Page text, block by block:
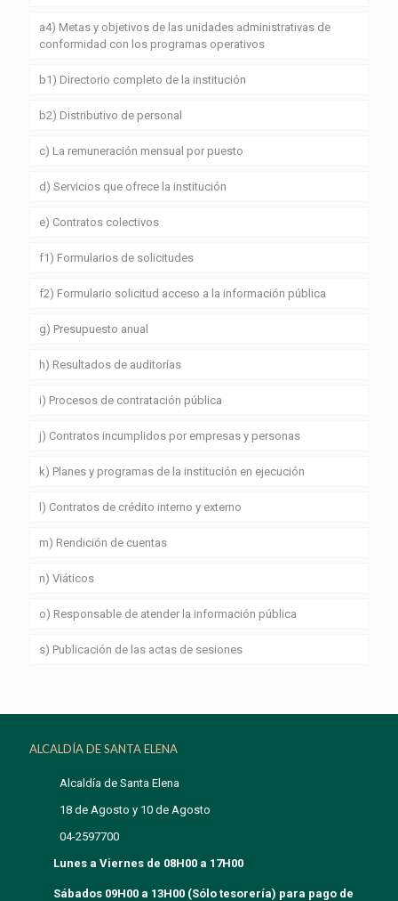
a4) Metas y objetivos de las unidades administrativas de
conformidad con los programas operativos
b1) Directorio completo de la institución
b2) Distributivo de personal
c) La remuneración mensual por puesto
d) Servicios que ofrece la institución
e) Contratos colectivos
f1) Formularios de solicitudes
f2) Formulario solicitud acceso a la información pública
g) Presupuesto anual
h) Resultados de auditorías
i) Procesos de contratación pública
j) Contratos incumplidos por empresas y personas
k) Planes y programas de la institución en ejecución
l) Contratos de crédito interno y externo
m) Rendición de cuentas
n) Viáticos
o) Responsable de atender la información pública
s) Publicación de las actas de sesiones
ALCALDÍA DE SANTA ELENA
Alcaldía de Santa Elena
18 de Agosto y 10 de Agosto
04-2597700
Lunes a Viernes de 08H00 a 17H00
Sábados 09H00 a 13H00 (Sólo tesorería) para pago de